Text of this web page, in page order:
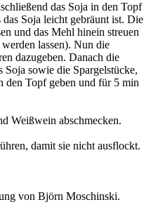
das Soja in den Topf
Soja leicht gebräunt ist. Die
und das Mehl hinein streuen
lassen). Nun die
dazugeben. Danach die
Soja sowie die Spargelstücke,
den Topf geben und für 5 min
Weißwein abschmecken.
damit sie nicht ausflockt.
von Björn Moschinski.